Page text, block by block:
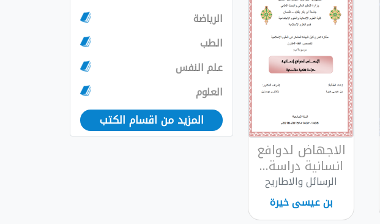
الاجهاض لدوافع
انسانية دراسة...
الرسائل والاطاريح
بن عيسى خيرة
الرياضة
الطب
علم النفس
العلوم
المزيد من اقسام الكتب